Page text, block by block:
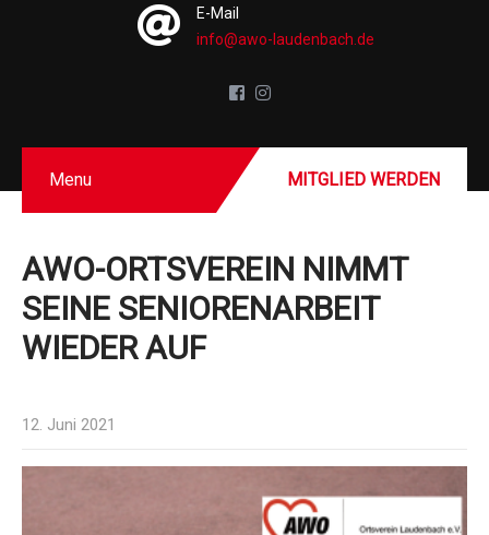
E-Mail
info@awo-laudenbach.de
Menu MITGLIED WERDEN
AWO-ORTSVEREIN NIMMT
SEINE SENIORENARBEIT
WIEDER AUF
12. Juni 2021